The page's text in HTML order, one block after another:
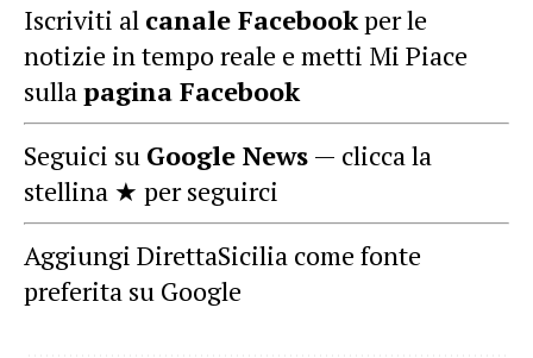
Iscriviti al canale Facebookper le
notizie in tempo reale e metti Mi Piace
sulla pagina Facebook
Seguici su Google News — clicca la
stellina ★ per seguirci
Aggiungi DirettaSicilia come fonte
preferita su Google